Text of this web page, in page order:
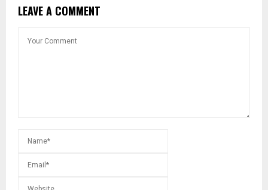
LEAVE A COMMENT